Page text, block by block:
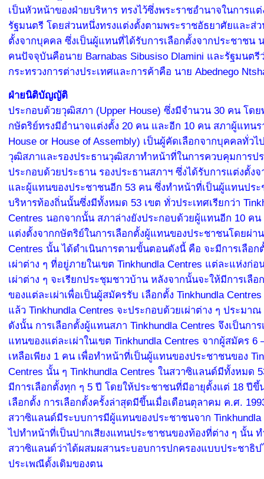
เป็นหัวหน้าของฝ่ายบริหาร ทรงไว้ซึ่งพระราชอำนาจในการแ
รัฐมนตรี โดยส่วนหนึ่งทรงแต่งตั้งตามพระราชอัธยาศัยและส่
ตั้งจากบุคคล ซึ่งเป็นผู้แทนที่ได้รับการเลือกตั้งจากประชาชน
คนปัจจุบันคือนาย Barnabas Sibusiso Dlamini และรัฐมนตรี
กระทรวงการต่างประเทศและการค้าคือ นาย Abednego
ฝ่ายนิติบัญญัติ
ประกอบด้วยวุฒิสภา (Upper House) ซึ่งมีจำนวน 30 คน โดย
กษัตริย์ทรงมีอำนาจแต่งตั้ง 20 คน และอีก 10 คน สภาผู้แทนร
House or House of Assembly) เป็นผู้คัดเลือกจากบุคคลทั่ว
วุฒิสภาและรองประธานวุฒิสภาทำหน้าที่ในการควบคุมการป
ประกอบด้วยประธาน รองประธานสภาฯ ซึ่งได้รับการแต่งตั้ง
และผู้แทนของประชาชนอีก 53 คน ซึ่งทำหน้าที่เป็นผู้แทนปร
บริหารท้องถิ่นนั้นซึ่งมีทั้งหมด 53 เขต ทั่วประเทศเรียกว่า
Centres นอกจากนั้น สภาล่างยังประกอบด้วยผู้แทนอีก 10 คน
แต่งตั้งจากกษัตริย์ในการเลือกตั้งผู้แทนของประชาชนโดยผ่าน
Centres นั้น ได้ดำเนินการตามขั้นตอนดังนี้ คือ จะมีการเลือก
เผ่าต่าง ๆ ที่อยู่ภายในเขต Tinkhundla Centres แต่ละแห่งก่
เผ่าต่าง ๆ จะเรียกประชุมชาวบ้าน หลังจากนั้นจะให้มีการเลือ
ของแต่ละเผ่าเพื่อเป็นผู้สมัครรับ เลือกตั้ง Tinkhundla
แล้ว Tinkhundla Centres จะประกอบด้วยเผ่าต่าง ๆ ประมาณ
ดังนั้น การเลือกตั้งผู้แทนสภา Tinkhundla Centres จึงเป็นกา
แทนของแต่ละเผ่าในเขต Tinkhundla Centres จากผู้สมัคร 6
เหลือเพียง 1 คน เพื่อทำหน้าที่เป็นผู้แทนของประชาชนของ
Centres นั้น ๆ Tinkhundla Centres ในสวาซิแลนด์มีทั้งหมด
มีการเลือกตั้งทุก ๆ 5 ปี โดยให้ประชาชนที่มีอายุตั้งแต่ 18 ปีขึ้
เลือกตั้ง การเลือกตั้งครั้งล่าสุดมีขึ้นเมื่อเดือนตุลาคม ค.ศ.
สวาซิแลนด์มีระบบการมีผู้แทนของประชาชนจาก Tinkhundla
ไปทำหน้าที่เป็นปากเสียงแทนประชาชนของท้องที่ต่าง ๆ นั้น ท
สวาซิแลนด์ว่าได้ผสมผสานระบอบการปกครองแบบประชาธิ
ประเพณีดั้งเดิมของตน